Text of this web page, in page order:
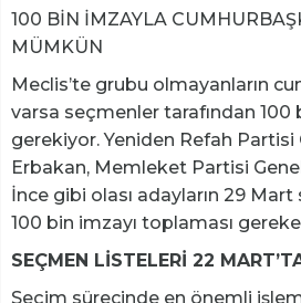
100 BİN İMZAYLA
MÜMKÜN
Meclis’te grubu olmayanların
varsa seçmenler tarafından 100
gerekiyor. Yeniden Refah Partisi
Erbakan, Memleket Partisi
İnce gibi olası adayların 29
100 bin imzayı toplaması
SEÇMEN LİSTELERİ 22
Seçim sürecinde en önemli